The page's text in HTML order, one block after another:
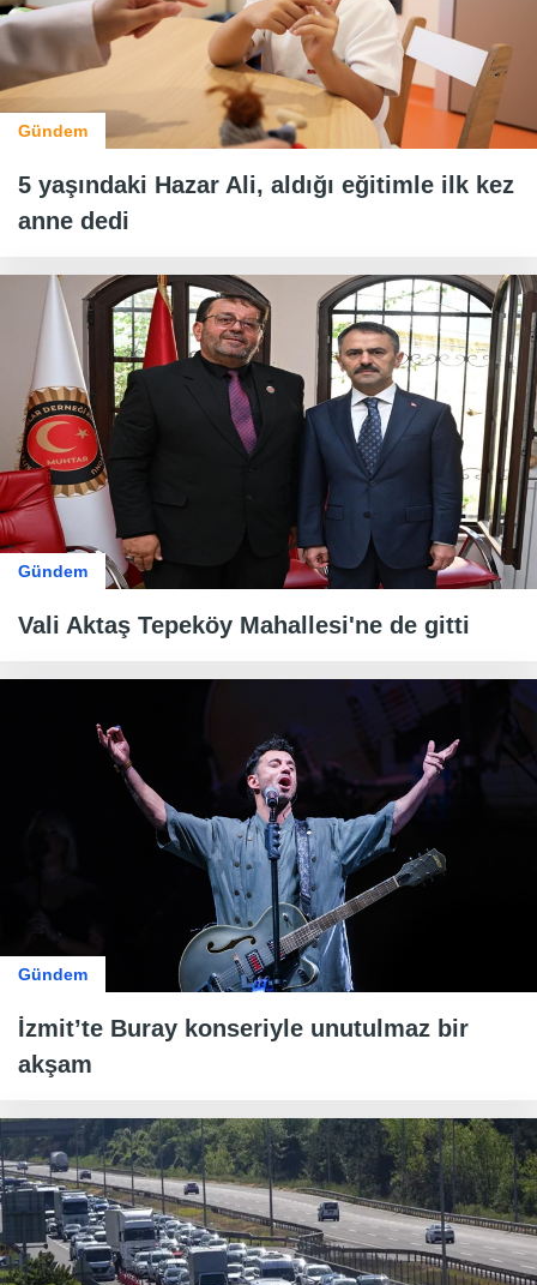
Gündem
5 yaşındaki Hazar Ali, aldığı eğitimle ilk kez
anne dedi
Gündem
Vali Aktaş Tepeköy Mahallesi'ne de gitti
Gündem
İzmit’te Buray konseriyle unutulmaz bir
akşam